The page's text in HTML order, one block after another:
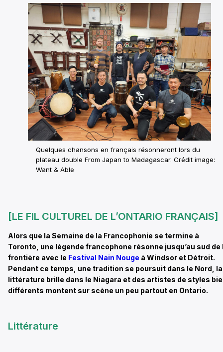
Quelques chansons en français résonneront lors du
plateau double From Japan to Madagascar. Crédit image:
Want & Able
[LE FIL CULTUREL DE L’ONTARIO FRANÇAIS]
Alors que la Semaine de la Francophonie se termine à
Toronto, une légende francophone résonne jusqu’au sud de
frontière avec le Festival Nain Nouge à Windsor et Détroit.
Pendant ce temps, une tradition se poursuit dans le Nord, la
littérature brille dans le Niagara et des artistes de styles
différents montent sur scène un peu partout en Ontario.
Littérature